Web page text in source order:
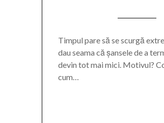
Timpul pare să se scurgă
dau seama că șansele de a
devin tot mai mici. Motivul?
cum…